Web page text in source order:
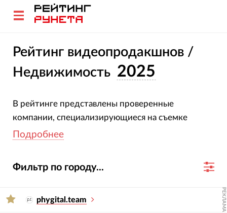
Рейтинг видеопродакшнов /
Недвижимость 2025
В рейтинге представлены проверенные
компании, специализирующиеся на съемке
рекламных и корпоративных роликов для сферы
основана на глубоком анализе их проектов, услуг,
2024 гг.
Подробнее
Фильтр по городу...
phygital.team РЕКЛАМА